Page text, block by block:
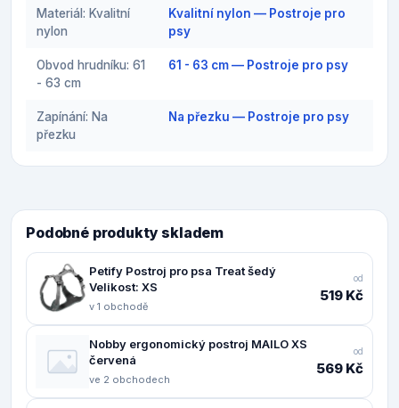
Materiál: Kvalitní
nylon
Kvalitní nylon — Postroje pro
psy
Obvod hrudníku: 61
- 63 cm
61 - 63 cm — Postroje pro psy
Zapínání: Na
přezku
Na přezku — Postroje pro psy
Podobné produkty skladem
Petify Postroj pro psa Treat šedý
Velikost: XS
v 1 obchodě
od
519 Kč
Nobby ergonomický postroj MAILO XS
červená
ve 2 obchodech
od
569 Kč